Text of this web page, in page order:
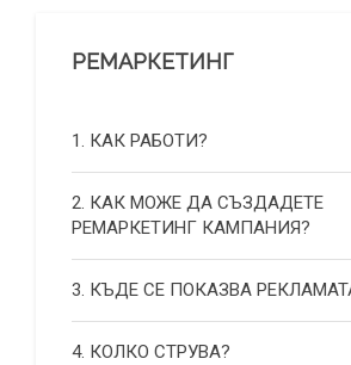
РЕМАРКЕТИНГ
1. КАК РАБОТИ?
2. КАК МОЖЕ ДА СЪЗДАДЕТЕ
РЕМАРКЕТИНГ КАМПАНИЯ?
3. КЪДЕ СЕ ПОКАЗВА
4. КОЛКО СТРУВА?